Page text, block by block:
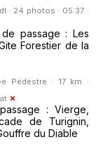
· 24 photos · 05:37 ·
de passage : Les
Forestier de la
Pédestre · 17 km ·
: Vierge,
de Turignin,
du Diable